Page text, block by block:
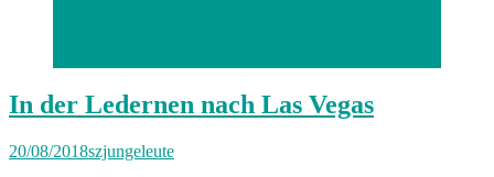
In der Ledernen nach Las Vegas
20/08/2018szjungeleute